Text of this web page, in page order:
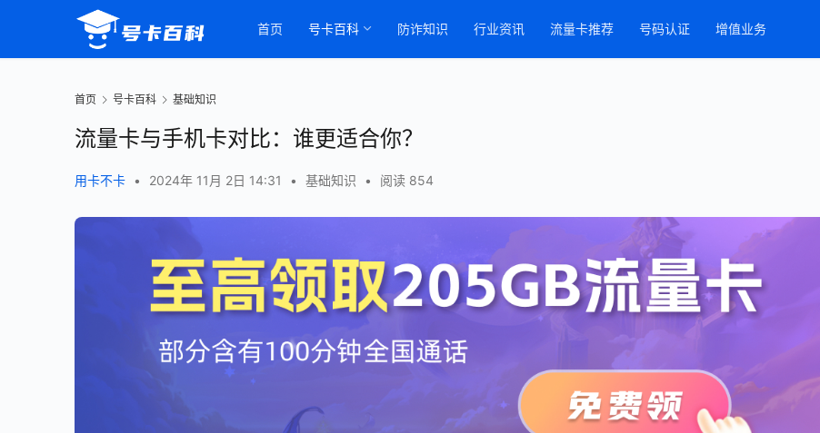
首页 号卡百科 防诈知识 行业资讯 流量卡推荐 号码认证 增值业务
首页 号卡百科 基础知识
流量卡与手机卡对比：谁更适合你？
用卡不卡 • 2024年 11月 2日 14:31 • 基础知识 • 阅读 854